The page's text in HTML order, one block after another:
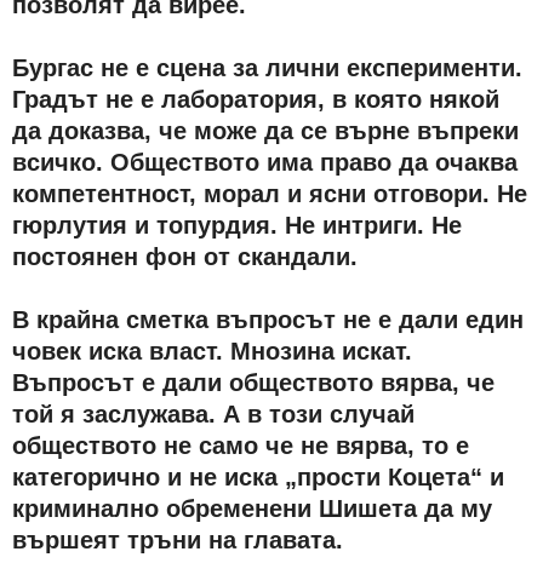
позволят да вирее.
Бургас не е сцена за лични експерименти.
Градът не е лаборатория, в която някой
да доказва, че може да се върне въпреки
всичко. Обществото има право да очаква
компетентност, морал и ясни отговори. Не
гюрлутия и топурдия. Не интриги. Не
постоянен фон от скандали.
В крайна сметка въпросът не е дали един
човек иска власт. Мнозина искат.
Въпросът е дали обществото вярва, че
той я заслужава. А в този случай
обществото не само че не вярва, то е
категорично и не иска „прости Коцета“ и
криминално обременени Шишета да му
вършеят тръни на главата.